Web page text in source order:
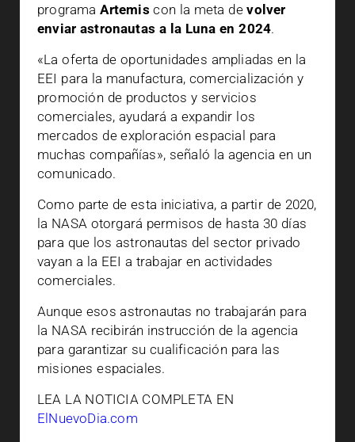
programaArtemiscon la meta devolver
enviar astronautas a la Luna en 2024.
«La oferta de oportunidades ampliadas en la
EEI para la manufactura, comercialización y
promoción de productos y servicios
comerciales, ayudará a expandir los
mercados de exploración espacial para
muchas compañías», señaló la agencia en un
comunicado.
Como parte de esta iniciativa, a partir de 2020,
la NASA otorgará permisos de hasta 30 días
para que los astronautas del sector privado
vayan a la EEI a trabajar en actividades
comerciales.
Aunque esos astronautas no trabajarán para
la NASA recibirán instrucción de la agencia
para garantizar su cualificación para las
misiones espaciales.
LEA LA NOTICIA COMPLETA EN
ElNuevoDia.com